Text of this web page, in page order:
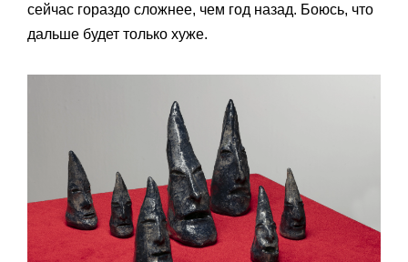
сейчас гораздо сложнее, чем год назад. Боюсь, что
дальше будет только хуже.